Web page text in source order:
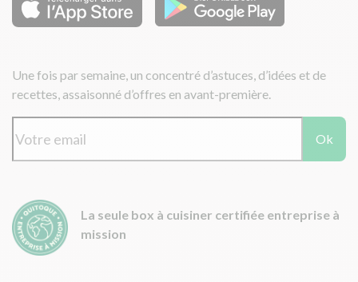
Une fois par semaine, un concentré d’astuces, d’idées et de
recettes, assaisonné d’offres en avant-première.
Ok
La seule box à cuisiner certifiée entreprise à
mission